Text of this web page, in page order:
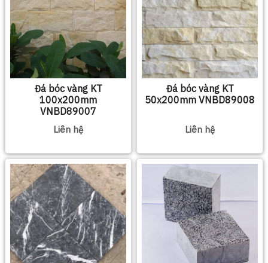
Đá bóc vàng KT
100x200mm
VNBD89007
Liên hệ
Đá bóc vàng KT
50x200mm VNBD89008
Liên hệ